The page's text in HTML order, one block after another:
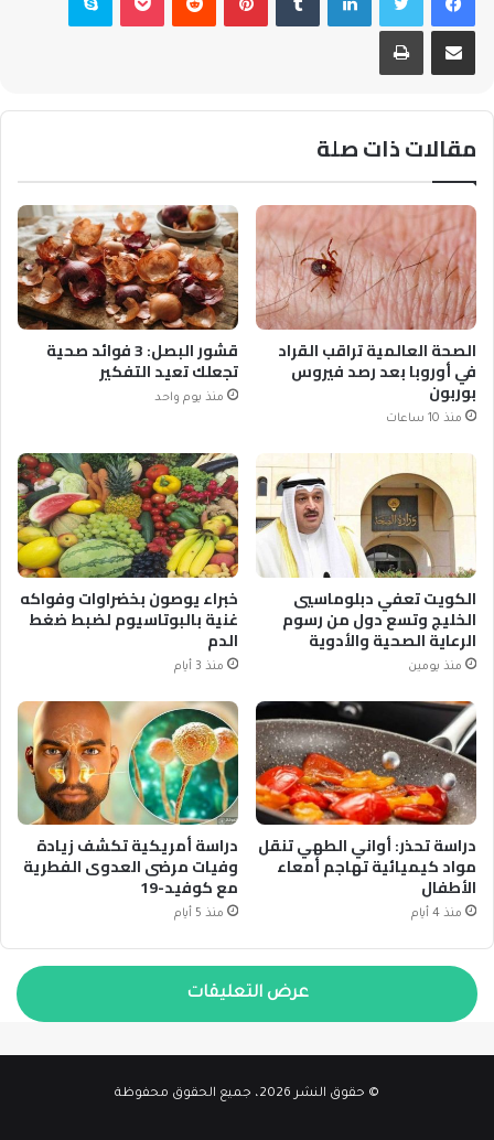
مشاركة عبر البريد طباعة
مقالات ذات صلة
الصحة العالمية تراقب القراد
في أوروبا بعد رصد فيروس
بوربون
منذ 10 ساعات
قشور البصل: 3 فوائد صحية
تجعلك تعيد التفكير
منذ يوم واحد
الكويت تعفي دبلوماسيي
الخليج وتسع دول من رسوم
الرعاية الصحية والأدوية
منذ يومين
خبراء يوصون بخضراوات وفواكه
غنية بالبوتاسيوم لضبط ضغط
الدم
منذ 3 أيام
دراسة تحذر: أواني الطهي تنقل
مواد كيميائية تهاجم أمعاء
الأطفال
منذ 4 أيام
دراسة أمريكية تكشف زيادة
وفيات مرضى العدوى الفطرية
مع كوفيد-19
منذ 5 أيام
عرض التعليقات
© حقوق النشر 2026، جميع الحقوق محفوظة